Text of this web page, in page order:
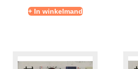
+ In winkelmand